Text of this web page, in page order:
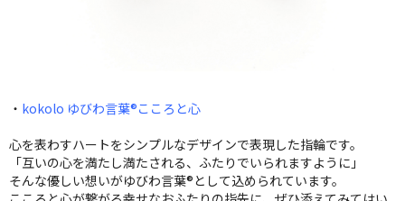
・ kokolo ゆびわ言葉®こころと心
心を表わすハートをシンプルなデザインで表現した指輪です。
「互いの心を満たし満たされる、ふたりでいられますように」
そんな優しい想いがゆびわ言葉®として込められています。